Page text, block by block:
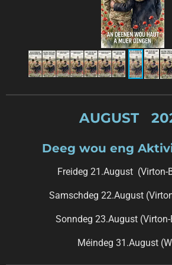
AUGUST
Deeg wou eng
Freideg 21.August (Virton-
Samschdeg 22.August
Sonndeg 23.August
Méindeg 31.August